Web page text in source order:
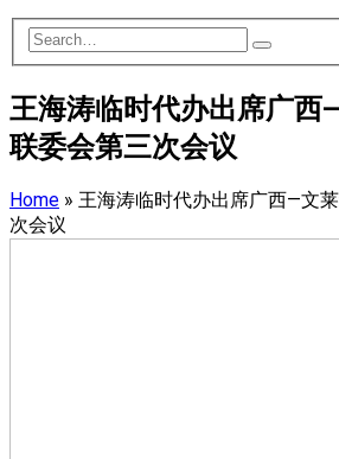
王海涛临时代办出席广西
联委会第三次会议
Home »王海涛临时代办出席广西—文
次会议